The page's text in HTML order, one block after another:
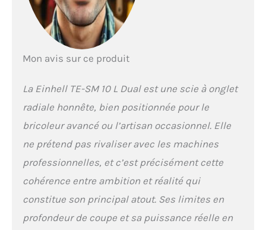
– La butée de
profondeur permet
Le dispositif de
pièces. Pièces de
grande dimension –
Avec une largeur de
coupe maximale de
305 mm et une
maximale de 85 mm, il
est possible de scier
grande dimension.
Encore plus de largeur
Mon avis sur ce produit
La Einhell TE-SM 10 L Dual est une scie à onglet
radiale honnête, bien positionnée pour le
bricoleur avancé ou l’artisan occasionnel. Elle
ne prétend pas rivaliser avec les machines
professionnelles, et c’est précisément cette
cohérence entre ambition et réalité qui
constitue son principal atout. Ses limites en
profondeur de coupe et sa puissance réelle en